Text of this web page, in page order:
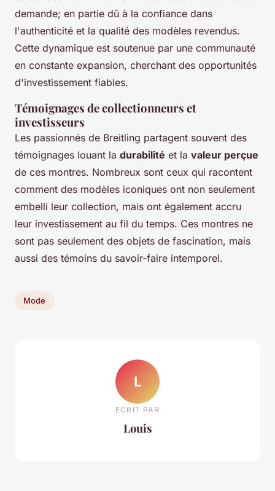
demande; en partie dû à la confiance dans
l'authenticité et la qualité des modèles revendus.
Cette dynamique est soutenue par une communauté
en constante expansion, cherchant des opportunités
d'investissement fiables.
Témoignages de collectionneurs et
investisseurs
Les passionnés de Breitling partagent souvent des
témoignages louant la durabilité et la valeur perçue
de ces montres. Nombreux sont ceux qui racontent
comment des modèles iconiques ont non seulement
embelli leur collection, mais ont également accru
leur investissement au fil du temps. Ces montres ne
sont pas seulement des objets de fascination, mais
aussi des témoins du savoir-faire intemporel.
Mode
L
ECRIT PAR
Louis